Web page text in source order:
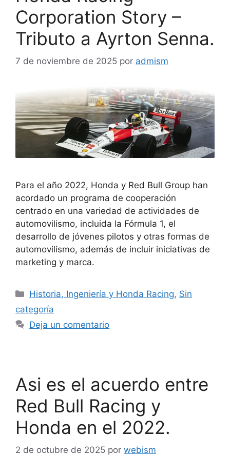
Corporation Story –
Tributo a Ayrton Senna.
7 de noviembre de 2025 por admism
Para el año 2022, Honda y Red Bull Group han
acordado un programa de cooperación
centrado en una variedad de actividades de
automovilismo, incluida la Fórmula 1, el
desarrollo de jóvenes pilotos y otras formas de
automovilismo, además de incluir iniciativas de
marketing y marca.
Historia, Ingeniería y Honda Racing, Sin
categoría
Deja un comentario
Asi es el acuerdo entre
Red Bull Racing y
Honda en el 2022.
2 de octubre de 2025 por webism